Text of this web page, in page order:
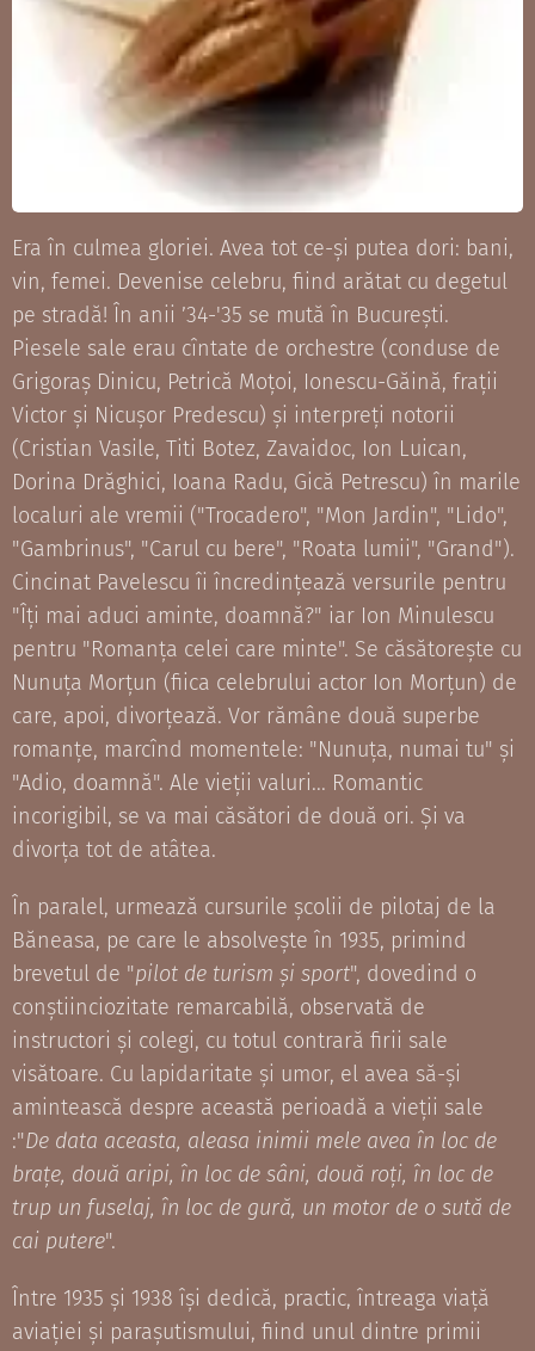
Era în culmea gloriei. Avea tot ce-și putea dori: bani,
vin, femei. Devenise celebru, fiind arătat cu degetul
pe stradă! În anii ʼ34-'35 se mută în București.
Piesele sale erau cîntate de orchestre (conduse de
Grigoraș Dinicu, Petrică Moțoi, Ionescu-Găină, frații
Victor și Nicușor Predescu) și interpreți notorii
(Cristian Vasile, Titi Botez, Zavaidoc, Ion Luican,
Dorina Drăghici, Ioana Radu, Gică Petrescu) în marile
localuri ale vremii ("Trocadero", "Mon Jardin", "Lido",
"Gambrinus", "Carul cu bere", "Roata lumii", "Grand").
Cincinat Pavelescu îi încredințează versurile pentru
"Îți mai aduci aminte, doamnă?" iar Ion Minulescu
pentru "Romanța celei care minte". Se căsătorește cu
Nunuța Morțun (fiica celebrului actor Ion Morțun) de
care, apoi, divorțează. Vor rămâne două superbe
romanțe, marcînd momentele: "Nunuța, numai tu" și
"Adio, doamnă". Ale vieții valuri... Romantic
incorigibil, se va mai căsători de două ori. Și va
divorța tot de atâtea.
În paralel, urmează cursurile școlii de pilotaj de la
Băneasa, pe care le absolvește în 1935, primind
brevetul de "pilot de turism și sport", dovedind o
conștiinciozitate remarcabilă, observată de
instructori și colegi, cu totul contrară firii sale
visătoare. Cu lapidaritate și umor, el avea să-și
amintească despre această perioadă a vieții sale
:"De data aceasta, aleasa inimii mele avea în loc de
brațe, două aripi, în loc de sâni, două roți, în loc de
trup un fuselaj, în loc de gură, un motor de o sută de
cai putere".
Între 1935 și 1938 își dedică, practic, întreaga viață
aviației și parașutismului, fiind unul dintre primii